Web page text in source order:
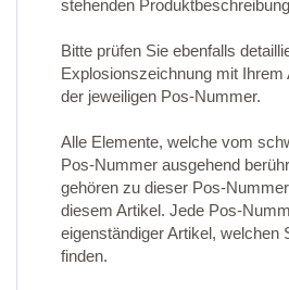
stehenden
Bitte prüfen Sie ebenfalls
Explosionszeichnung mit
der jeweiligen Pos-Nummer.
Alle Elemente, welche vom
Pos-Nummer ausgehend
gehören zu dieser Pos-
diesem Artikel. Jede Pos-
eigenständiger Artikel, welchen
finden.